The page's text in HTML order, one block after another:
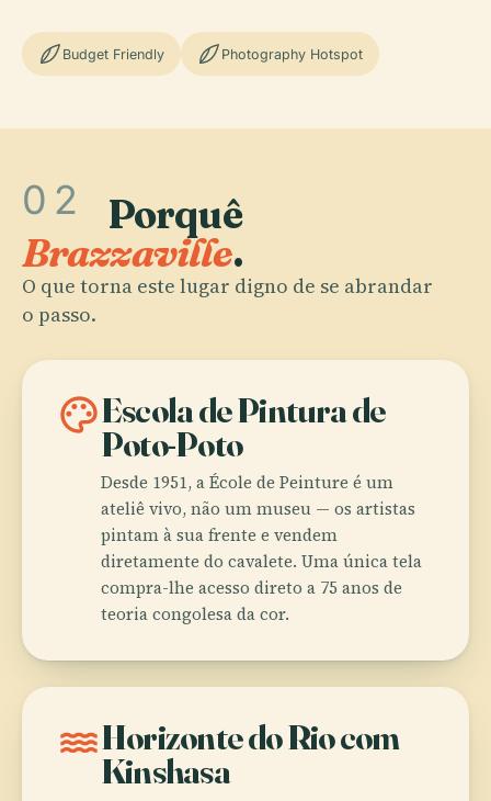
Budget Friendly Photography Hotspot
02 Porquê
Brazzaville.
O que torna este lugar digno de se abrandar
o passo.
paletteEscola de Pintura de
Poto-Poto
Desde 1951, a École de Peinture é um
ateliê vivo, não um museu — os artistas
pintam à sua frente e vendem
diretamente do cavalete. Uma única tela
compra-lhe acesso direto a 75 anos de
teoria congolesa da cor.
waterHorizonte do Rio com
Kinshasa